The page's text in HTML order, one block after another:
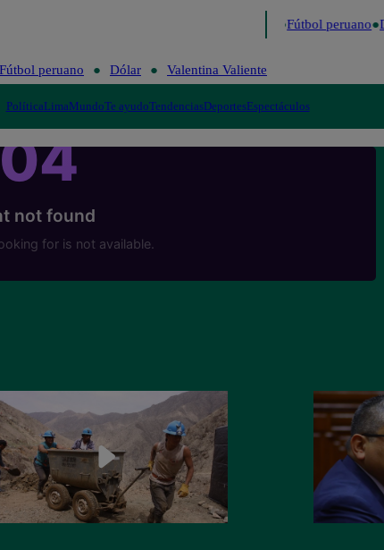
Fútbol peruano
Fútbol peruano Dólar Valentina Valiente
PolíticaLimaMundoTe ayudoTendenciasDeportesEspectáculos